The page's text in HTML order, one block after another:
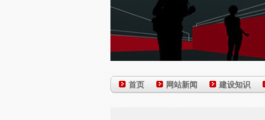
首页 网站新闻 建设知识